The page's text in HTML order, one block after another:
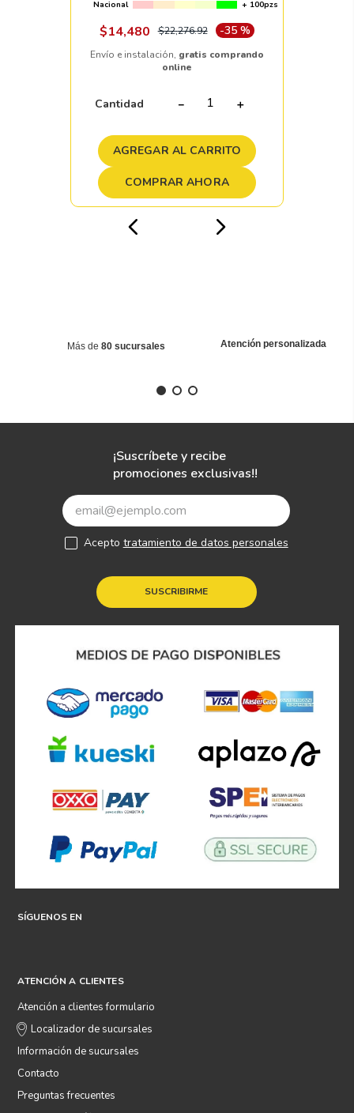
Nacional
+ 100pzs
$14,480 $22,276.92 -35 %
Envío e instalación, gratis comprando
online
Cantidad ＋
－
AGREGAR AL CARRITO
COMPRAR AHORA
Más de 80 sucursales Atención personalizada
¡Suscríbete y recibe
promociones exclusivas!!
SUSCRIBIRME
Acepto tratamiento de datos personales
SÍGUENOS EN
ATENCIÓN A CLIENTES
Atención a clientes formulario
Localizador de sucursales
Información de sucursales
Contacto
Preguntas frecuentes